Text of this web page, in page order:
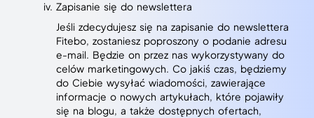
Zapisanie się do newslettera
Jeśli zdecydujesz się na zapisanie do newslettera
Fitebo, zostaniesz poproszony o podanie adresu
e-mail. Będzie on przez nas wykorzystywany do
celów marketingowych. Co jakiś czas, będziemy
do Ciebie wysyłać wiadomości, zawierające
informacje o nowych artykułach, które pojawiły
się na blogu, a także dostępnych ofertach,